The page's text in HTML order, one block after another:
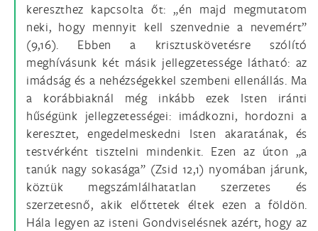
kereszthez kapcsolta őt: „én majd megmutatom
neki, hogy mennyit kell szenvednie a nevemért”
(9,16). Ebben a krisztuskövetésre szólító
meghívásunk két másik jellegzetessége látható: az
imádság és a nehézségekkel szembeni ellenállás. Ma
a korábbiaknál még inkább ezek Isten iránti
hűségünk jellegzetességei: imádkozni, hordozni a
keresztet, engedelmeskedni Isten akaratának, és
testvérként tisztelni mindenkit. Ezen az úton „a
tanúk nagy sokasága” (Zsid 12,1) nyomában járunk,
köztük megszámlálhatatlan szerzetes és
szerzetesnő, akik előttetek éltek ezen a földön.
Hála legyen az isteni Gondviselésnek azért, hogy az